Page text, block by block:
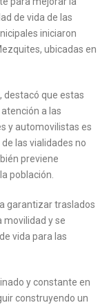
de vida de las
iniciaron
ubicadas en
destacó que estas
a las
y automovilistas es
las vialidades no
previene
población.
garantizar traslados
movilidad y se
vida para las
y constante en
construyendo un